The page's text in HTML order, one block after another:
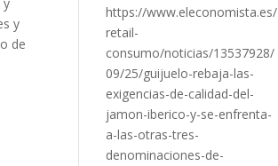
y
de
https://www.eleconomista.es/
retail-
consumo/noticias/13537928/
09/25/guijuelo-rebaja-las-
exigencias-de-calidad-del-
jamon-iberico-y-se-enfrenta-
a-las-otras-tres-
denominaciones-de-